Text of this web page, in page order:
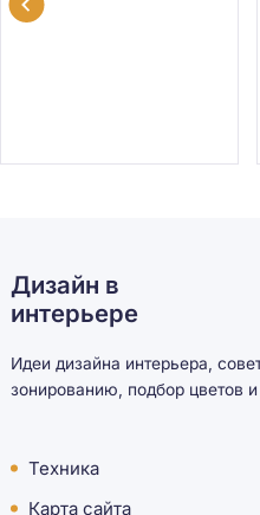
Дизайн в
интерьере
Идеи дизайна интерьера,
зонированию, подбор цветов
Техника
Карта сайта